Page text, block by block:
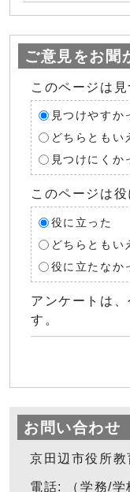
ご意見をお聞
このページは
見つけやすか
どちらともい
見つけにくか
このページは
役に立った
どちらともい
役に立たなか
アンケートは
す。
お問い合わせ
京田辺市役所
電話: （学務/